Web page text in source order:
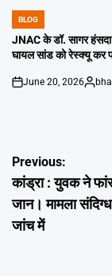
POSTED
IN
BLOG
JNAC के डॉ. सागर
घायल सांड को रेस्क्यू कर
on
June 20, 2026
Post
navigation
Previous:
कांड्रा : युवक ने
जान। मामला
जांच में